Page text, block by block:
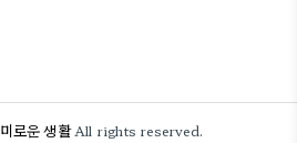
로운 생활All rights reserved.